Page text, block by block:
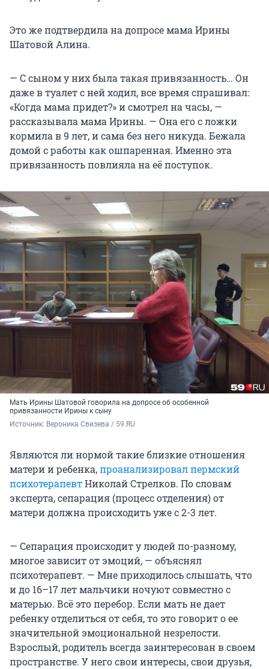
Это же подтвердила на допросе мама Ирины
Шатовой Алина.
— С сыном у них была такая привязанность… Он
даже в туалет с ней ходил, все время спрашивал:
«Когда мама придет?» и смотрел на часы, —
рассказывала мама Ирины. — Она его с ложки
кормила в 9 лет, и сама без него никуда. Бежала
домой с работы как ошпаренная. Именно эта
привязанность повлияла на её поступок.
Мать Ирины Шатовой говорила на допросе об особенной
привязанности Ирины к сыну
Источник: Вероника Свизева / 59.RU
Являются ли нормой такие близкие отношения
матери и ребенка,проанализировал пермский
психотерапевтНиколай Стрелков. По словам
эксперта, сепарация (процесс отделения) от
матери должна происходить уже с 2-3 лет.
— Сепарация происходит у людей по-разному,
многое зависит от эмоций, — объяснял
психотерапевт. — Мне приходилось слышать, что
и до 16–17 лет мальчики ночуют совместно с
матерью. Всё это перебор. Если мать не дает
ребенку отделиться от себя, то это говорит о ее
значительной эмоциональной незрелости.
Взрослый, родитель всегда заинтересован в своем
пространстве. У него свои интересы, свои друзья,